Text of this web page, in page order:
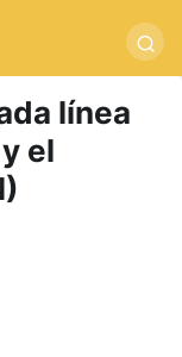
betovis34.net-
línea
el